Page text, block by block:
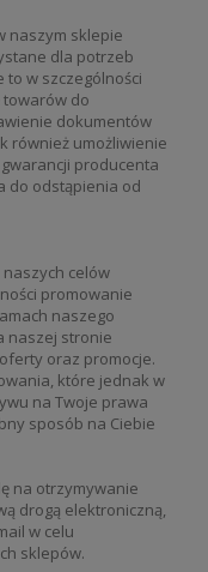
naszym sklepie
dla potrzeb
w szczególności
towarów do
dokumentów
również umożliwienie
producenta
do odstąpienia od
celów
promowanie
naszego
naszej stronie
oraz promocje.
które jednak w
na Twoje prawa
sposób na Ciebie
na otrzymywanie
drogą elektroniczną,
w celu
sklepów.